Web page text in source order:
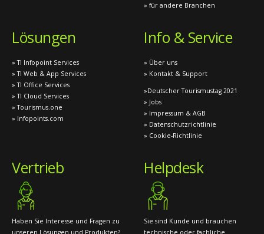
» für andere Branchen
Lösungen
» TI Infopoint Services
» TI Web & App Services
» TI Office Services
» TI Cloud Services
» Tourismus.one
» Infopoints.com
Info & Service
» Über uns
» Kontakt & Support
»Deutscher Tourismustag 2021
» Jobs
» Impressum & AGB
» Datenschutzrichtlinie
» Cookie-Richtlinie
Vertrieb
Haben Sie Interesse und Fragen zu
unseren Lösungen und Produkten?
Helpdesk
Sie sind Kunde und brauchen
technische oder fachliche